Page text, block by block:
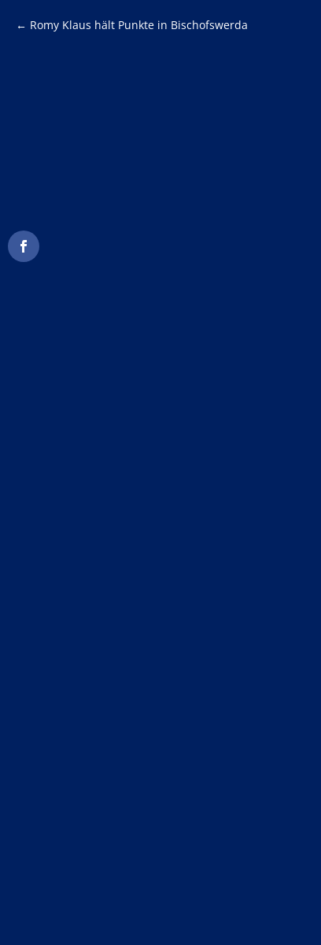
← Romy Klaus hält Punkte in Bischofswerda